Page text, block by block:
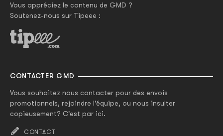
Vous appréciez le contenu de GMD ?
Soutenez-nous sur Tipeee :
CONTACTER GMD
Vous souhaitez nous contacter pour des envois
promotionnels, rejoindre l'équipe, ou nous insulter
copieusement? C'est par ici.
CONTACT